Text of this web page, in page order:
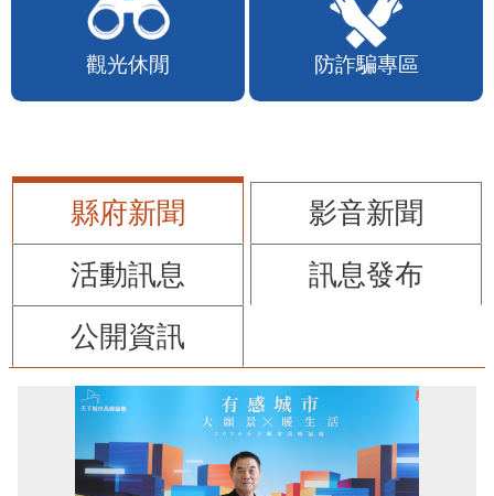
觀光休閒 防詐騙專區
縣府新聞
影音新聞
活動訊息
訊息發布
公開資訊